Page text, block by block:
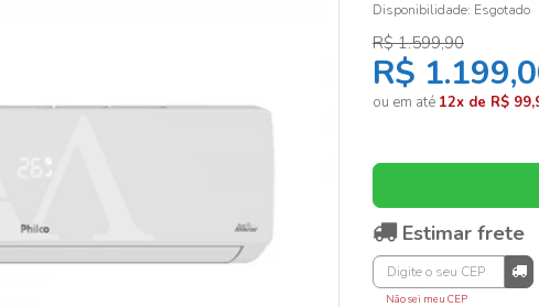
Disponibilidade: Esgotado
R$ 1.599,90
R$
ou em até 12x de R$
Estimar frete
Não sei meu CEP